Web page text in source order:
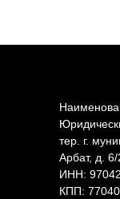
тер. г.
Арбат, д.
ИНН:
КПП: